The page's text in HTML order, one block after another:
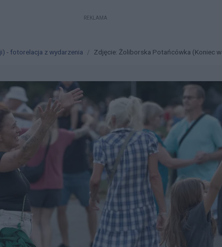
REKLAMA
- fotorelacja z wydarzenia Zdjęcie: Żoliborska Potańcówka (Koniec